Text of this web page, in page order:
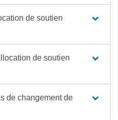
de soutien
de soutien
de changement de